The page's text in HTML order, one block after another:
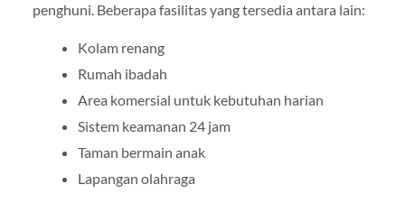
penghuni. Beberapa fasilitas yang tersedia antara lain:
Kolam renang
Rumah ibadah
Area komersial untuk kebutuhan harian
Sistem keamanan 24 jam
Taman bermain anak
Lapangan olahraga